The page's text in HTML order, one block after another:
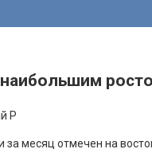
Р
месяц отмечен на